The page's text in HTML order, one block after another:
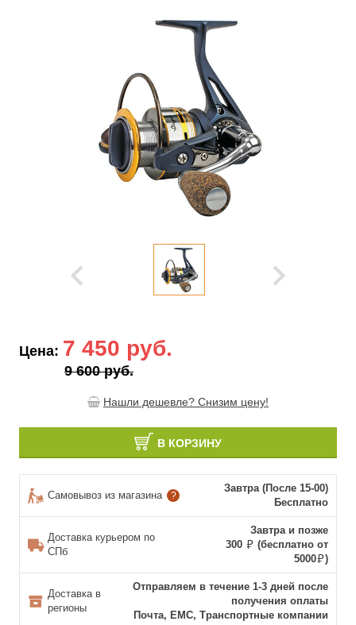
Цена: 7 450 руб.
9 600 руб.
Нашли дешевле? Снизим цену!
В КОРЗИНУ
Самовывоз из магазина ?
Завтра (После 15-00)
Бесплатно
Доставка курьером по
СПб
Завтра и позже
300
(бесплатно от
5000
)
Доставка в
регионы
Отправляем в течение 1-3 дней после
получения оплаты
Почта, ЕМС, Транспортные компании